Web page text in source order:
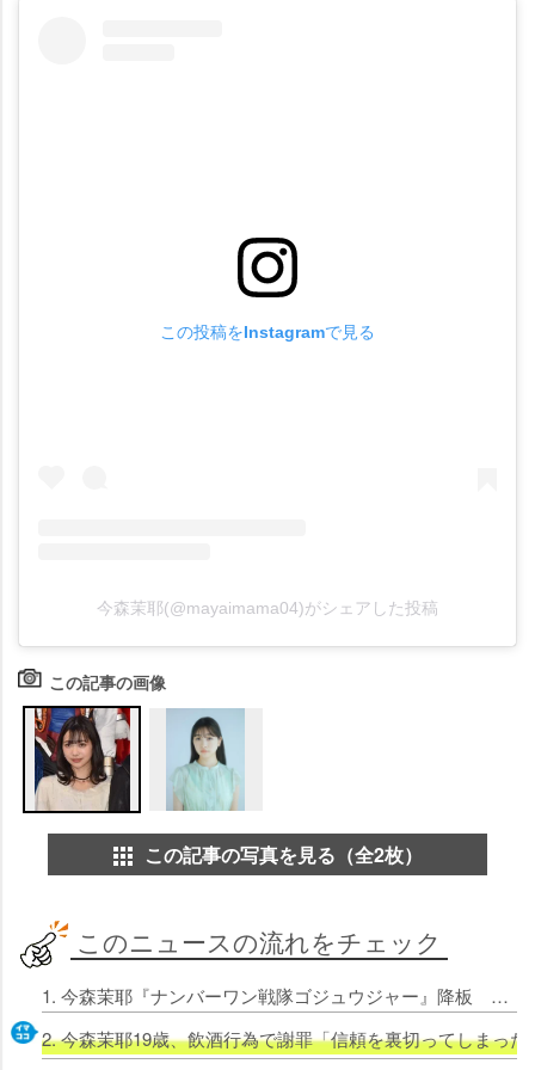
この投稿をInstagramで見る
今森茉耶(@mayaimama04)がシェアした投稿
この記事の画像
この記事の写真を見る（全2枚）
このニュースの流れをチェック
1. 今森茉耶『ナンバーワン戦隊ゴジュウジャー』降板 20歳未満の飲酒行為、事務所から報告でマネジメント契約解除
2. 今森茉耶19歳、飲酒行為で謝罪「信頼を裏切ってしまっ